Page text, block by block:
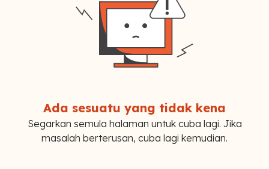
Ada sesuatu yang tidak kena
Segarkan semula halaman untuk cuba lagi. Jika
masalah berterusan, cuba lagi kemudian.